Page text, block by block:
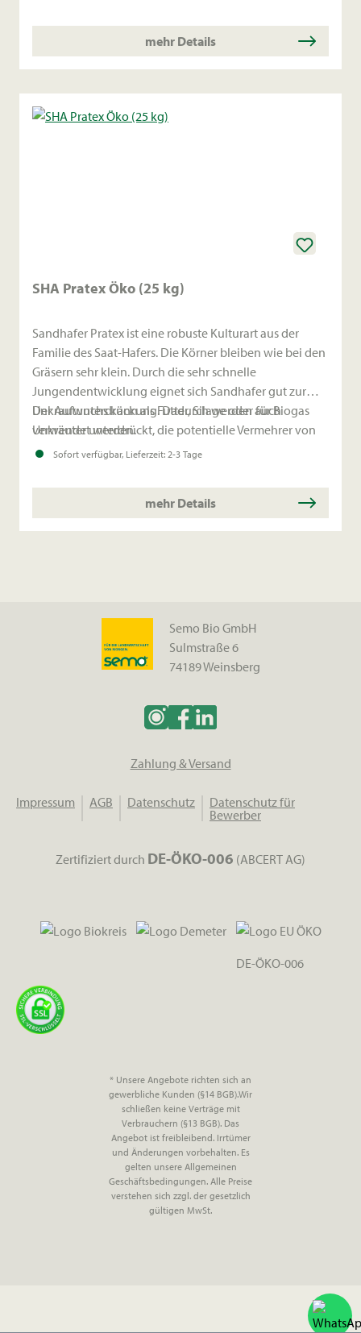
Anbauempfehlung:280–350 Körner/m² oder 90–
140 kg/ha.
mehr Details
SHA Pratex Öko (25 kg)
Sandhafer Pratex ist eine robuste Kulturart aus der
Familie des Saat-Hafers. Die Körner bleiben wie bei den
Gräsern sehr klein. Durch die sehr schnelle
Jungendentwicklung eignet sich Sandhafer gut zur
Unkrautunterdrückung. Dadurch werden auch
Unkräuter unterdrückt, die potentielle Vermehrer von
Pratylenchus penetrans, dem Wurzelläsionsälchen, sein
Der Aufwuchs kann als Futter, Silage oder für Biogas
verwendet werden.
Sofort verfügbar, Lieferzeit: 2-3 Tage
mehr Details
Semo Bio GmbH
Sulmstraße 6
74189 Weinsberg
Zahlung & Versand
Impressum AGB Datenschutz
Datenschutz für
Bewerber
Zertifiziert durch DE-ÖKO-006 (ABCERT AG)
DE-ÖKO-006
* Unsere Angebote richten sich an
gewerbliche Kunden (§14 BGB).Wir
schließen keine Verträge mit
Verbrauchern (§13 BGB). Das
Angebot ist freibleibend. Irrtümer
und Änderungen vorbehalten. Es
gelten unsere Allgemeinen
Geschäftsbedingungen. Alle Preise
verstehen sich zzgl. der gesetzlich
gültigen MwSt.